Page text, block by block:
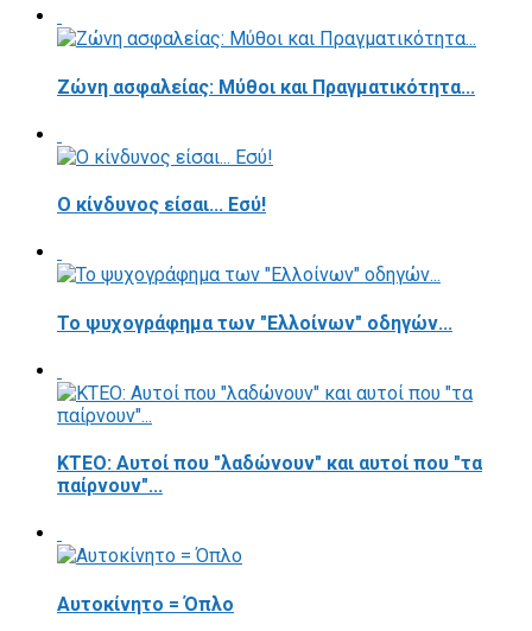
Ζώνη ασφαλείας: Μύθοι και Πραγματικότητα...
Ο κίνδυνος είσαι... Εσύ!
Το ψυχογράφημα των "Ελλοίνων" οδηγών...
ΚΤΕΟ: Αυτοί που "λαδώνουν" και αυτοί που "τα
παίρνουν"...
Αυτοκίνητο = Όπλο